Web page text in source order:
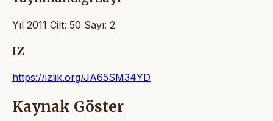
Yıl 2011 Cilt: 50 Sayı: 2
IZ
https://izlik.org/JA65SM34YD
Kaynak Göster